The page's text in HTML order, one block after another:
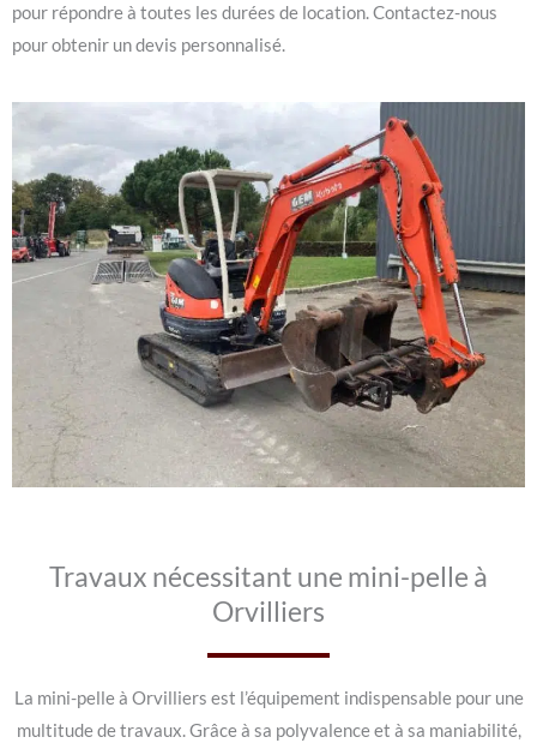
pour répondre à toutes les durées de location. Contactez-nous
pour obtenir un devis personnalisé.
Travaux nécessitant une mini-pelle à
Orvilliers
La mini-pelle à Orvilliers est l’équipement indispensable pour une
multitude de travaux. Grâce à sa polyvalence et à sa maniabilité,